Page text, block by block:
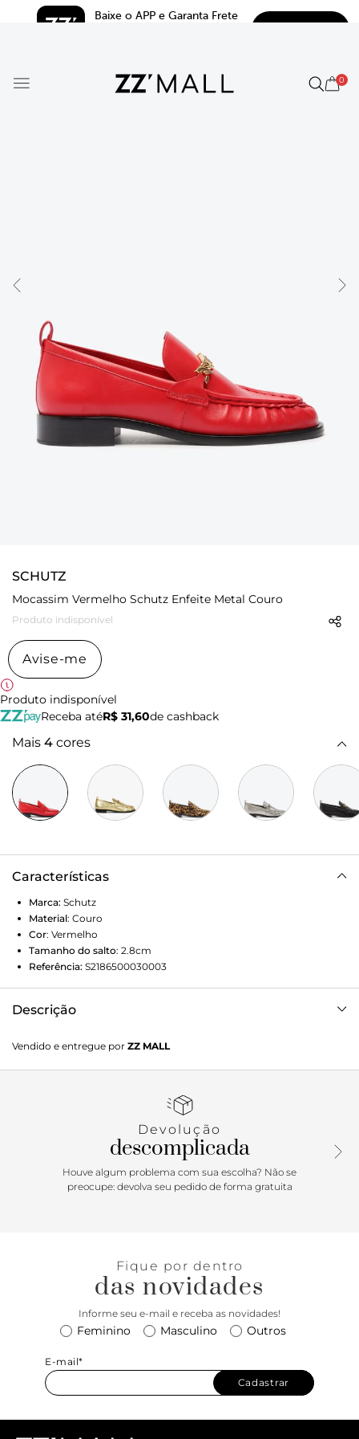
Baixe o APP e Garanta Frete
0
SCHUTZ
Mocassim Vermelho Schutz Enfeite Metal Couro
Produto indisponível
Avise-me
Produto indisponível
Receba atéR$ 31,60de cashback
Mais 4 cores
Características
Marca: Schutz
Material: Couro
Cor: Vermelho
Tamanho do salto: 2.8cm
Referência: S2186500030003
Descrição
vibrante e o design minimalista garantem um visual
moderno e cheio de personalidade, perfeito para quem
branca para um look casual e descolado, ou com um
Vendido e entregue por ZZ MALL
Devolução
descomplicada
Houve algum problema com sua escolha? Não se
preocupe: devolva seu pedido de forma gratuita
Fique por dentro
das novidades
Informe seu e-mail e receba as novidades!
Feminino Masculino Outros
E-mail*
Cadastrar